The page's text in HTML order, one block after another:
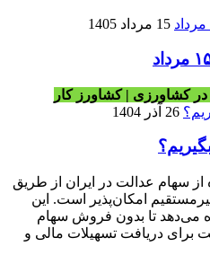
15 مرداد 1405
در کشاورزی | کشاورز کار
26 آذر 1404
از سهام عدالت در ایران از طریق
امکان‌پذیر است. این
می‌دهد تا بدون فروش سهام
برای دریافت تسهیلات مالی و